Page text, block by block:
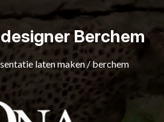
Berchem
laten maken/ berchem